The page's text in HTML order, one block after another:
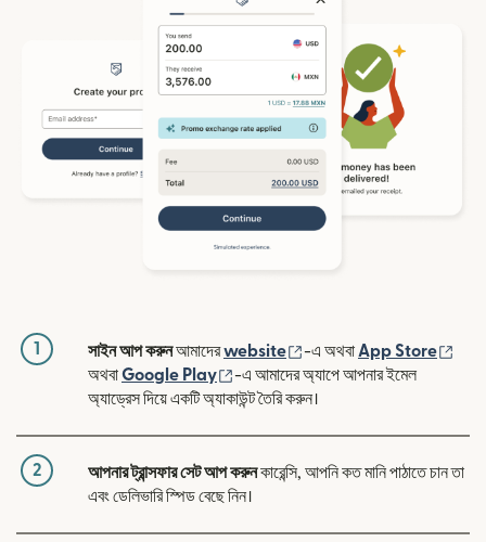
1 সাইন আপ করুনআমাদেরwebsite (নতুন উইন্ডোতে খুলবে)
-এ অথবা App Store
অথবাGoogle Play (নতুন উইন্ডোতে খুলবে)
-এ আমাদের অ্যাপে আপনার ইমেল
অ্যাড্রেস দিয়ে একটি অ্যাকাউন্ট তৈরি করুন।
2 আপনার ট্রান্সফার সেট আপ করুনকারেন্সি, আপনি কত মানি পাঠাতে চান তা
এবং ডেলিভারি স্পিড বেছে নিন।